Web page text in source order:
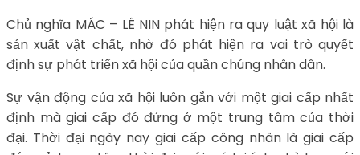
Chủ nghĩa MÁC – LÊ NIN phát hiện ra quy luật xã hội là
sản xuất vật chất, nhờ đó phát hiện ra vai trò quyết
định sự phát triển xã hội của quần chúng nhân dân.
Sự vận động của xã hội luôn gắn với một giai cấp nhất
định mà giai cấp đó đứng ở một trung tâm của thời
đại. Thời đại ngày nay giai cấp công nhân là giai cấp